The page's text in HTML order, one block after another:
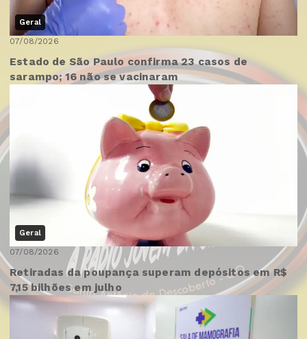
Geral
07/08/2026
Estado de São Paulo confirma 23 casos de
sarampo; 16 não se vacinaram
Geral
07/08/2026
Retiradas da poupança superam depósitos em R$
7,15 bilhões em julho